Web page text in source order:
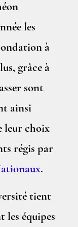
les
à
grâce à
sont
ainsi
leur choix
régis par
.
tient
les équipes